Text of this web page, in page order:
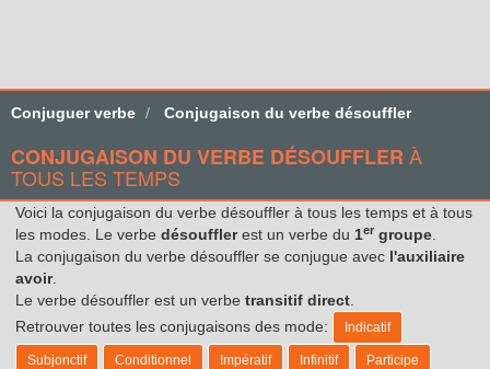
Conjuguer verbe Conjugaison du verbe désouffler
CONJUGAISON DU VERBE DÉSOUFFLER À
TOUS LES TEMPS
Voici la conjugaison du verbe désouffler à tous les temps et à tous
les modes. Le verbe désoufflerest un verbe du 1er groupe
La conjugaison du verbe désouffler se conjugue avec l'auxiliaire
avoir.
Le verbe désouffler est un verbe transitif direct
Retrouver toutes les conjugaisons des mode:
Indicatif
Subjonctif Conditionnel Impératif Infinitif Participe